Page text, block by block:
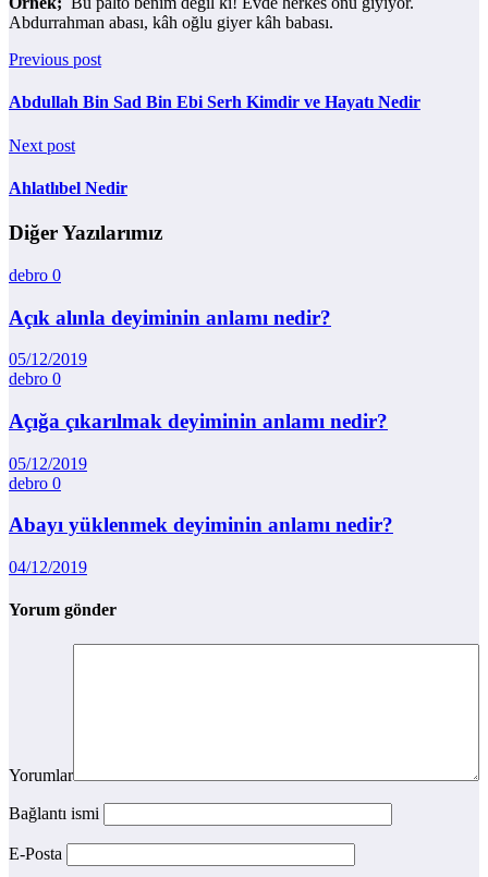
Abdurrahman abası, kâh oğlu giyer kâh babası.
Previous post
Abdullah Bin Sad Bin Ebi Serh Kimdir ve Hayatı Nedir
Next post
Ahlatlıbel Nedir
Diğer Yazılarımız
debro 0
Açık alınla deyiminin anlamı nedir?
05/12/2019
debro 0
Açığa çıkarılmak deyiminin anlamı nedir?
05/12/2019
debro 0
Abayı yüklenmek deyiminin anlamı nedir?
04/12/2019
Yorum gönder
Yorumlar
Bağlantı ismi
E-Posta